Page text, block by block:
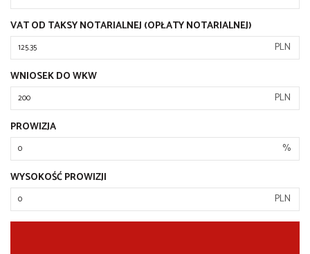
VAT OD TAKSY NOTARIALNEJ (OPŁATY NOTARIALNEJ)
PLN
WNIOSEK DO WKW
PLN
PROWIZJA
%
WYSOKOŚĆ PROWIZJI
PLN